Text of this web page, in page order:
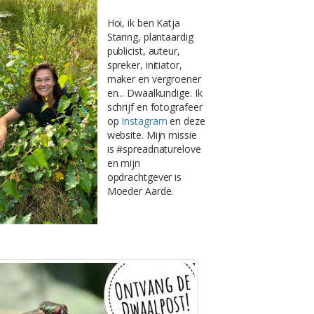
Hoi, ik ben Katja
Staring, plantaardig
publicist, auteur,
spreker, initiator,
maker en vergroener
en... Dwaalkundige. Ik
schrijf en fotografeer
op Instagram en deze
website. Mijn missie
is #spreadnaturelove
en mijn
opdrachtgever is
Moeder Aarde.